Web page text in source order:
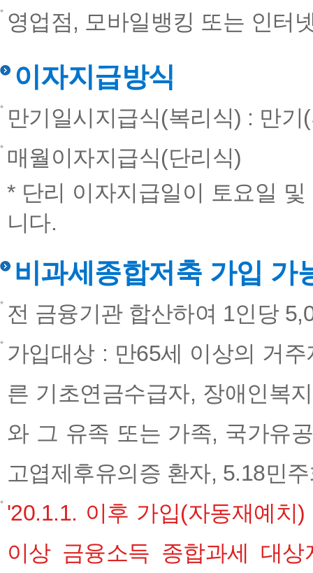
영업점, 모바일뱅킹 또는 인터
이자지급방식
만기일시지급식(복리식) : 만
매월이자지급식(단리식)
* 단리 이자지급일이 토요일
니다.
비과세종합저축 가입 가
전 금융기관 합산하여 1인당
가입대상 : 만65세 이상의 거
른 기초연금수급자, 장애인복
와 그 유족 또는 가족, 국가유
고엽제후유의증 환자, 5.18민
'20.1.1. 이후 가입(자동재예치
이상 금융소득 종합과세 대